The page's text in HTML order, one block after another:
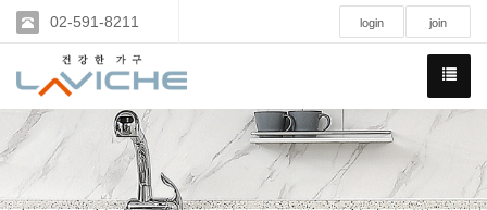
02-591-8211 login join
Previous